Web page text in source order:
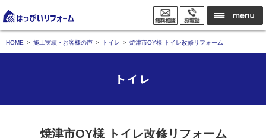
HOME 施工実績・お客様の声 トイレ 焼津市OY様 トイレ改修リフォーム
トイレ
焼津市OY様 トイレ改修リフォーム